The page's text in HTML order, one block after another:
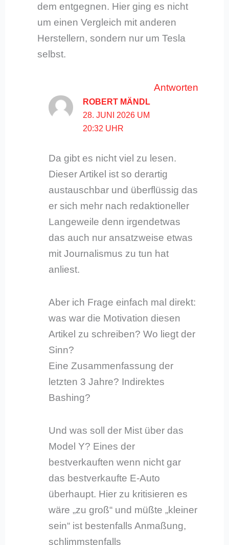
dem entgegnen. Hier ging es nicht
um einen Vergleich mit anderen
Herstellern, sondern nur um Tesla
selbst.
Antworten
ROBERT MÄNDL
28. JUNI 2026 UM
20:32 UHR
Da gibt es nicht viel zu lesen.
Dieser Artikel ist so derartig
austauschbar und überflüssig das
er sich mehr nach redaktioneller
Langeweile denn irgendetwas
das auch nur ansatzweise etwas
mit Journalismus zu tun hat
anliest.
Aber ich Frage einfach mal direkt:
was war die Motivation diesen
Artikel zu schreiben? Wo liegt der
Sinn?
Eine Zusammenfassung der
letzten 3 Jahre? Indirektes
Bashing?
Und was soll der Mist über das
Model Y? Eines der
bestverkauften wenn nicht gar
das bestverkaufte E-Auto
überhaupt. Hier zu kritisieren es
wäre „zu groß“ und müßte „kleiner
sein“ ist bestenfalls Anmaßung,
schlimmstenfalls